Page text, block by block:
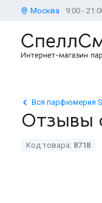
Москва 9:00 -
Вся парфюмерия
Отзывы
Код товара: 8718